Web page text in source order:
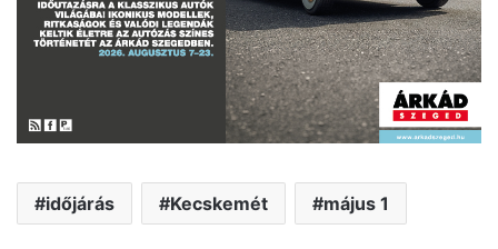
időjárás Kecskemét május 1